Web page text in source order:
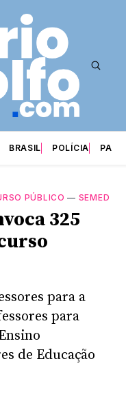
BRASIL POLÍCIA
PÚBLICO — SEMED
325
para a
para
de Educação